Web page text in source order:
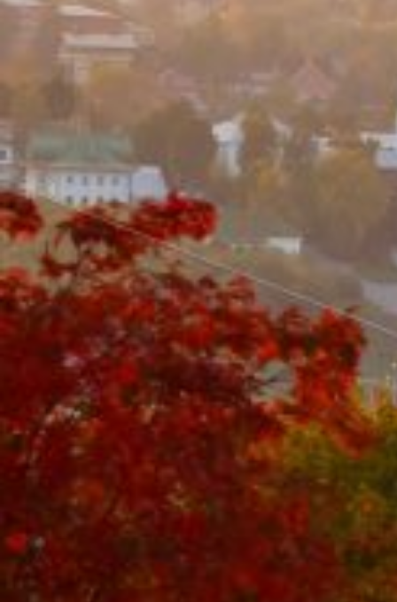
Ночные Чебоксары фотографии и панорамы
Салюты Чебоксары
Вечерние Чебоксары
Чебоксарский залив
О нас
Авторы
Как купить или заказать фотографию?
Фото чебоксар
Фото Чебоксар, Новочебоксарска и окрестностей
Лучшие фотографии
Чебоксар и окрестностей по временам года